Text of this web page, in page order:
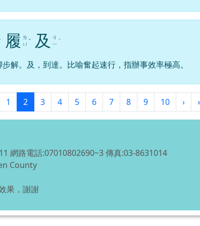
ˊ 履 ㄌ
ㄩ ˇ 及
ㄐ
ㄧ ˊ
解。及，到達。比喻奮起速行，指辦事效率極高。
頁
1 2 (目前頁次)
3 4 5 6 7 8 9 10 ›下一
網路電話:07010802690~3 傳真:03-8631014
County
果，謝謝